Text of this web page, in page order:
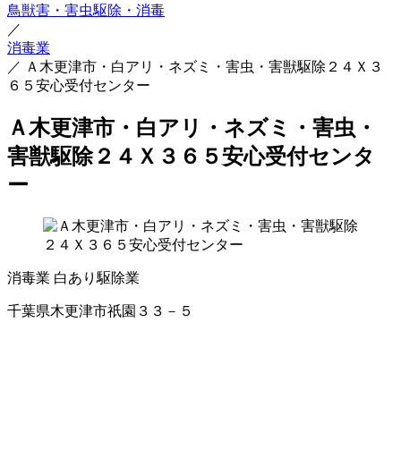
鳥獣害・害虫駆除・消毒
／
消毒業
／ Ａ木更津市・白アリ・ネズミ・害虫・害獣駆除２４Ｘ３
６５安心受付センター
Ａ木更津市・白アリ・ネズミ・害虫・
害獣駆除２４Ｘ３６５安心受付センタ
ー
消毒業 白あり駆除業
千葉県木更津市祇園３３－５